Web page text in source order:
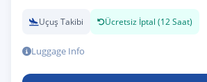
Uçuş Takibi Ücretsiz İptal (12 Saat)
Luggage Info